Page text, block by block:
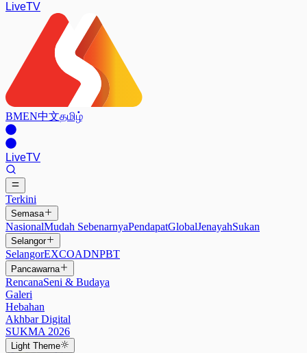
LiveTV
BMEN中文தமிழ்
LiveTV
Terkini
Semasa
NasionalMudah SebenarnyaPendapatGlobalJenayahSukan
Selangor
SelangorEXCOADNPBT
Pancawarna
RencanaSeni & Budaya
Galeri
Hebahan
Akhbar Digital
SUKMA 2026
Light Theme